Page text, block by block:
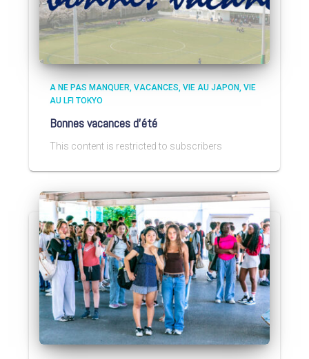
A NE PAS MANQUER VACANCES VIE AU JAPON VIE
AU LFI TOKYO
Bonnes vacances d’été
This content is restricted to subscribers